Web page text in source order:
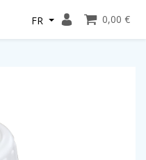
FR 0,00 €